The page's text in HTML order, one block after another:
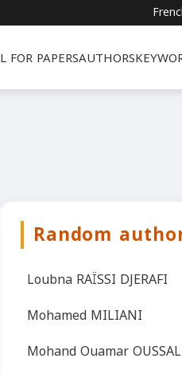
FOR PAPERSAUTHORS
Random
Loubna RAÏSSI DJERAFI
Mohamed MILIANI
Mohand Ouamar